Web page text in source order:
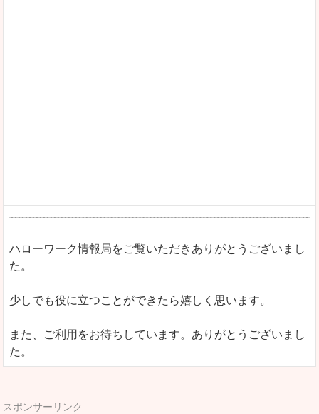
ハローワーク情報局をご覧いただきありがとうございまし
た。
少しでも役に立つことができたら嬉しく思います。
また、ご利用をお待ちしています。ありがとうございまし
た。
スポンサーリンク